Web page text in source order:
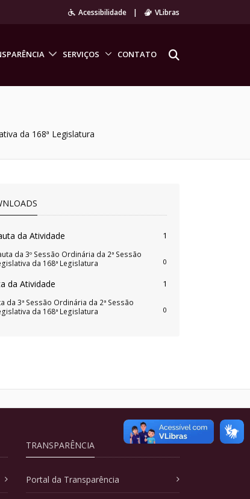
Acessibilidade | VLibras
SERVIÇOS CONTATO
da 168ª Legislatura
da Atividade 1
da 3º Sessão Ordinária da 2ª Sessão
da 168ª Legislatura
0
da Atividade 1
da 3ª Sessão Ordinária da 2ª Sessão
da 168ª Legislatura
0
TRANSPARÊNCIA
Portal da Transparência